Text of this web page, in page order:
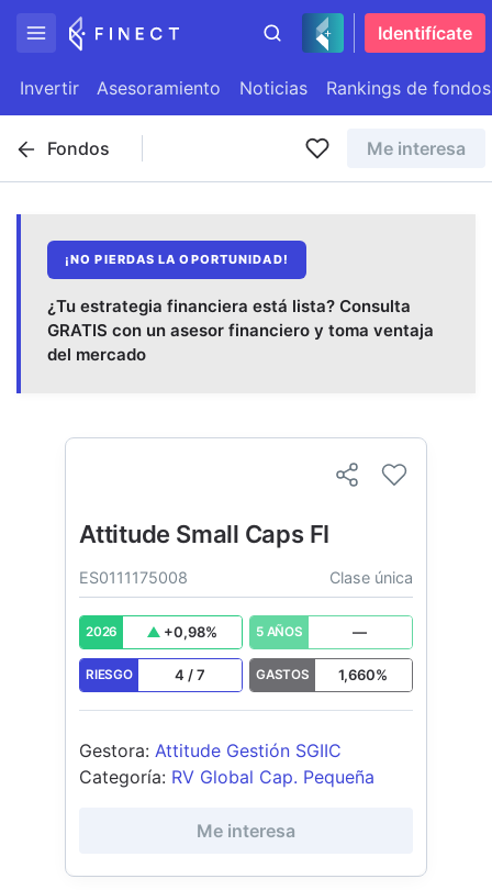
Identifícate
Invertir Asesoramiento Noticias Rankings de fondos
Fondos Me interesa
¡NO PIERDAS LA OPORTUNIDAD!
¿Tu estrategia financiera está lista? Consulta
GRATIS con un asesor financiero y toma ventaja
del mercado
Attitude Small Caps FI
ES0111175008 Clase única
2026 +0,98% 5 AÑOS —
RIESGO 4 /7 GASTOS 1,660%
Gestora: Attitude Gestión SGIIC
Categoría: RV Global Cap. Pequeña
Me interesa